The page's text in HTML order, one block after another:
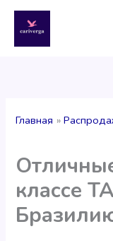
содержимому
Главная
классе